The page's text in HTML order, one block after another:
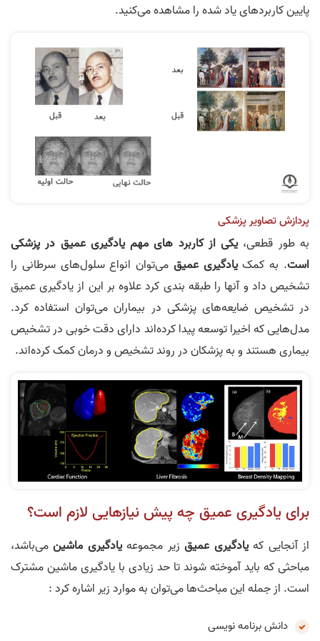
پایین کاربردهای یاد شده را مشاهده می‌کنید.
پردازش تصاویر پزشکی
به طور قطعی، یکی از کاربرد های مهم یادگیری عمیق در پزشکی
است. به کمکیادگیری عمیق می‌توان انواع سلول‌های سرطانی را
تشخیص داد و آنها را طبقه بندی کرد علاوه بر این از یادگیری عمیق
در تشخیص ضایعه‌های پزشکی در بیماران می‌توان استفاده کرد.
مدل‌هایی که اخیرا توسعه پیدا کرده‌اند دارای دقت خوبی در تشخیص
بیماری هستند و به پزشکان در روند تشخیص و درمان کمک کرده‌اند.
برای یادگیری عمیق چه پیش نیازهایی لازم است؟
از آنجایی کهیادگیری عمیقزیر مجموعهیادگیری ماشینمی‌باشد،
مباحثی که باید آموخته شوند تا حد زیادی با یادگیری ماشین مشترک
است. از جمله این مباحث‌ها می‌توان به موارد زیر اشاره کرد :
دانش برنامه نویسی